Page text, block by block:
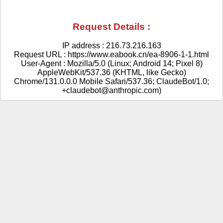
Request Details :
IP address : 216.73.216.163
Request URL : https://www.eabook.cn/ea-8906-1-1.html
User-Agent : Mozilla/5.0 (Linux; Android 14; Pixel 8)
AppleWebKit/537.36 (KHTML, like Gecko)
Chrome/131.0.0.0 Mobile Safari/537.36; ClaudeBot/1.0;
+claudebot@anthropic.com)